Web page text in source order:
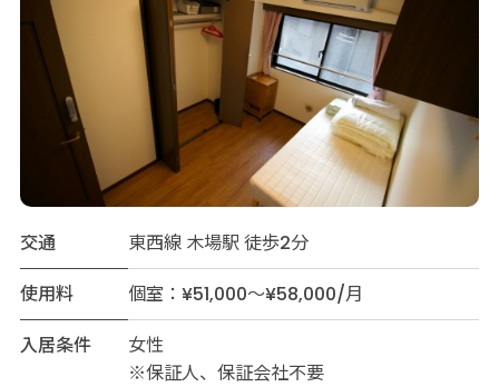
交通
東西線 木場駅 徒歩2分
使用料
個室：¥51,000～¥58,000/月
入居条件
女性
※保証人、保証会社不要